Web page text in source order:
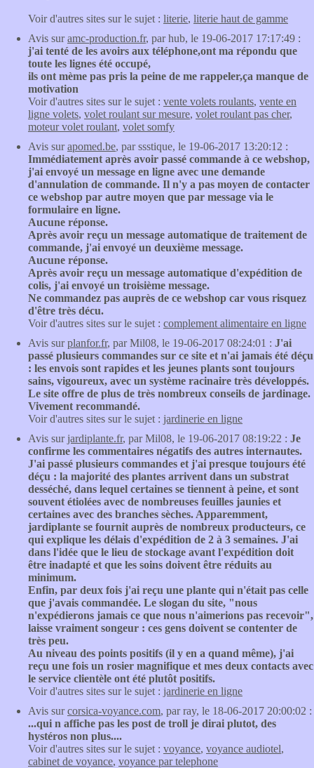
Voir d'autres sites sur le sujet : literie, literie haut de gamme
Avis suramc-production.fr, par hub, le 19-06-2017 17:17:49 :
j'ai tenté de les avoirs aux téléphone,ont ma répondu que
toute les lignes été occupé,
ils ont mème pas pris la peine de me rappeler,ça manque de
motivation
Voir d'autres sites sur le sujet : vente volets roulants, vente en
ligne volets, volet roulant sur mesure, volet roulant pas cher,
moteur volet roulant, volet somfy
Avis surapomed.be, par ssstique, le 19-06-2017 13:20:12 :
Immédiatement après avoir passé commande à ce webshop,
j'ai envoyé un message en ligne avec une demande
d'annulation de commande. Il n'y a pas moyen de contacter
ce webshop par autre moyen que par message via le
formulaire en ligne.
Aucune réponse.
Après avoir reçu un message automatique de traitement de
commande, j'ai envoyé un deuxième message.
Aucune réponse.
Après avoir reçu un message automatique d'expédition de
colis, j'ai envoyé un troisième message.
Ne commandez pas auprès de ce webshop car vous risquez
d'être très décu.
Voir d'autres sites sur le sujet : complement alimentaire en ligne
Avis surplanfor.fr, par Mil08, le 19-06-2017 08:24:01 : J'ai
passé plusieurs commandes sur ce site et n'ai jamais été déçu
: les envois sont rapides et les jeunes plants sont toujours
sains, vigoureux, avec un système racinaire très développés.
Le site offre de plus de très nombreux conseils de jardinage.
Vivement recommandé.
Voir d'autres sites sur le sujet : jardinerie en ligne
Avis surjardiplante.fr, par Mil08, le 19-06-2017 08:19:22 : Je
confirme les commentaires négatifs des autres internautes.
J'ai passé plusieurs commandes et j'ai presque toujours été
déçu : la majorité des plantes arrivent dans un substrat
desséché, dans lequel certaines se tiennent à peine, et sont
souvent étiolées avec de nombreuses feuilles jaunies et
certaines avec des branches sèches. Apparemment,
jardiplante se fournit auprès de nombreux producteurs, ce
qui explique les délais d'expédition de 2 à 3 semaines. J'ai
dans l'idée que le lieu de stockage avant l'expédition doit
être inadapté et que les soins doivent être réduits au
minimum.
Enfin, par deux fois j'ai reçu une plante qui n'était pas celle
que j'avais commandée. Le slogan du site, "nous
n'expédierons jamais ce que nous n'aimerions pas recevoir",
laisse vraiment songeur : ces gens doivent se contenter de
très peu.
Au niveau des points positifs (il y en a quand même), j'ai
reçu une fois un rosier magnifique et mes deux contacts avec
le service clientèle ont été plutôt positifs.
Voir d'autres sites sur le sujet : jardinerie en ligne
Avis surcorsica-voyance.com, par ray, le 18-06-2017 20:00:02 :
...qui n affiche pas les post de troll je dirai plutot, des
hystéros non plus....
Voir d'autres sites sur le sujet : voyance, voyance audiotel,
cabinet de voyance, voyance par telephone